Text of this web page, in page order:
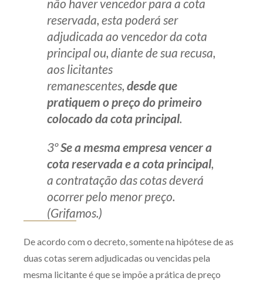
não haver vencedor para a cota
reservada, esta poderá ser
adjudicada ao vencedor da cota
principal ou, diante de sua recusa,
aos licitantes
remanescentes, desde que
pratiquem o preço do primeiro
colocado da cota principal.
3ºSe a mesma empresa vencer a
cota reservada e a cota principal,
a contratação das cotas deverá
ocorrer pelo menor preço.
(Grifamos.)
De acordo com o decreto, somente na hipótese de as
duas cotas serem adjudicadas ou vencidas pela
mesma licitante é que se impõe a prática de preço